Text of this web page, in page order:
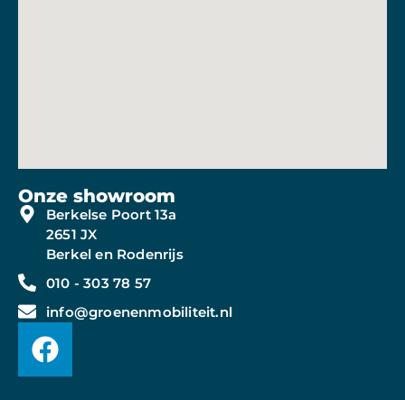
Onze showroom
Berkelse Poort 13a
2651 JX
Berkel en Rodenrijs
010 - 303 78 57
info@groenenmobiliteit.nl